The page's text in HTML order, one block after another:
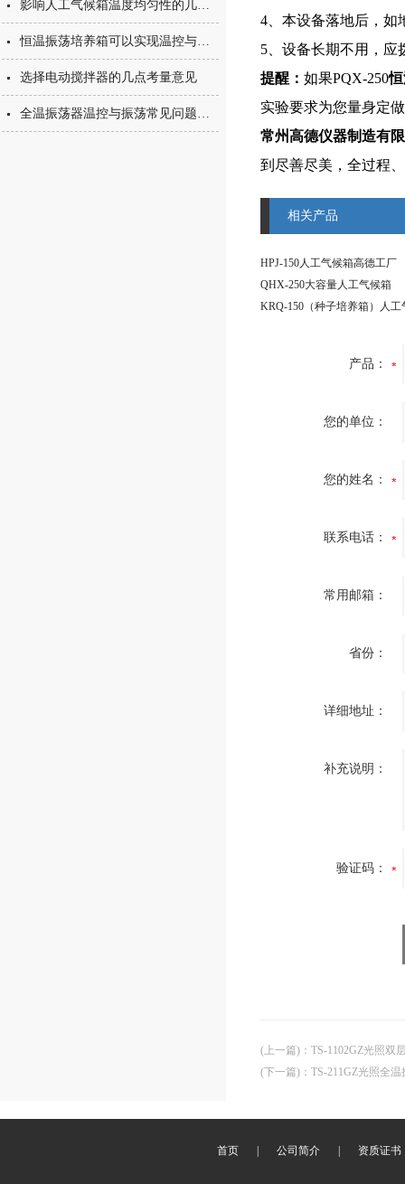
影响人工气候箱温度均匀性的几个常见原因
恒温振荡培养箱可以实现温控与振荡的稳定控制
选择电动搅拌器的几点考量意见
全温振荡器温控与振荡常见问题解析
4、本设备落地后，如
5、设备长期不用，应
提醒： 如果PQX-250
实验要求为您量身定
常州高德仪器制造有
到尽善尽美，全过程
相关产品
HPJ-150人工气候箱高德工厂
QHX-250大容量人工气候箱
KRQ-150（种子培养箱）人工
产品：
您的单位：
您的姓名：
联系电话：
常用邮箱：
省份：
详细地址：
补充说明：
验证码：
(上一篇) ： TS-1102GZ光照双
(下一篇) ： TS-211GZ光照全温
首页 公司简介 资质证书